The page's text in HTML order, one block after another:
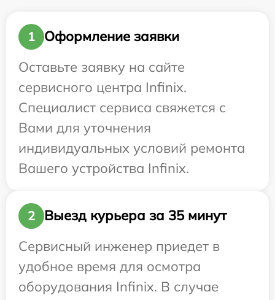
1
Оформление заявки
Оставьте заявку на сайте
сервисного центра Infinix.
Специалист сервиса свяжется с
Вами для уточнения
индивидуальных условий ремонта
Вашего устройства Infinix.
2
Выезд курьера за 35 минут
Сервисный инженер приедет в
удобное время для осмотра
оборудования Infinix. В случае